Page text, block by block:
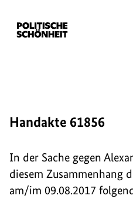
Handakte 61856
In der Sache gegen
diesem Zusammenhang
am/im 09.08.2017